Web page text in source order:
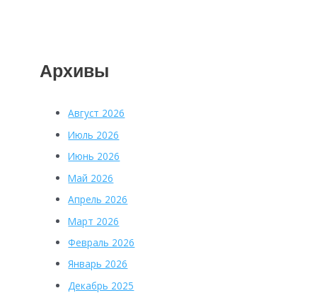
Архивы
Август 2026
Июль 2026
Июнь 2026
Май 2026
Апрель 2026
Март 2026
Февраль 2026
Январь 2026
Декабрь 2025